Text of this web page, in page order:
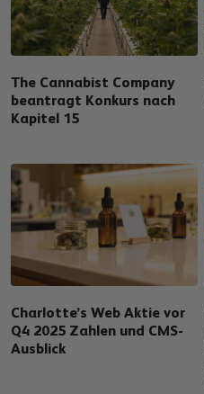
The Cannabist Company
beantragt Konkurs nach
Kapitel 15
Charlotte’s Web Aktie vor
Q4 2025 Zahlen und CMS-
Ausblick